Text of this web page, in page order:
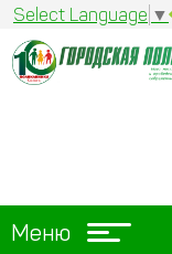
Select Language ▼
Меню